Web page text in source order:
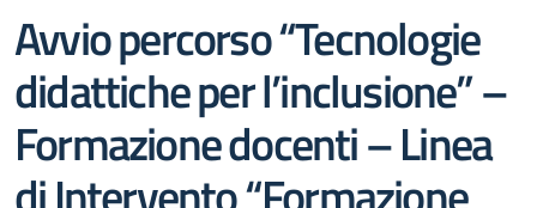
Avvio percorso “Tecnologie
didattiche per l’inclusione” –
Formazione docenti – Linea